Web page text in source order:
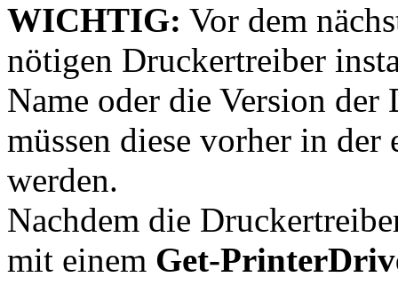
WICHTIG: Vor dem
nötigen Druckertreiber
Name oder die Version
müssen diese vorher in der
werden.
Nachdem die
mit einem Get-